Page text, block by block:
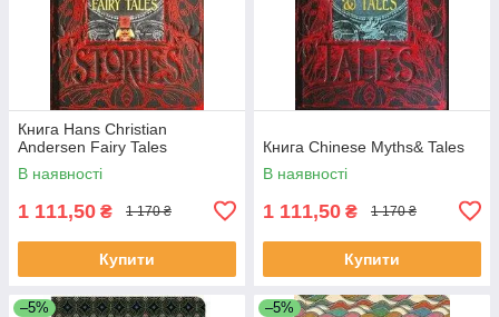
Книга Hans Christian
Andersen Fairy Tales
В наявності
1 111,50 ₴ 1 170 ₴
Купити
Книга Chinese Myths& Tales
В наявності
1 111,50 ₴ 1 170 ₴
Купити
–5% –5%